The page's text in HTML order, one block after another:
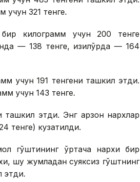
321 тенге.
килограмм учун 200 тенге
— 138 тенге, Қизилўрда — 164
учун 191 тенгени ташкил этди.
учун 143 тенге.
ташкил этди. Энг арзон нархлар
тенге) кузатилди.
гўштининг ўртача нархи бир
шу жумладан суяксиз гўштнинг
этди.